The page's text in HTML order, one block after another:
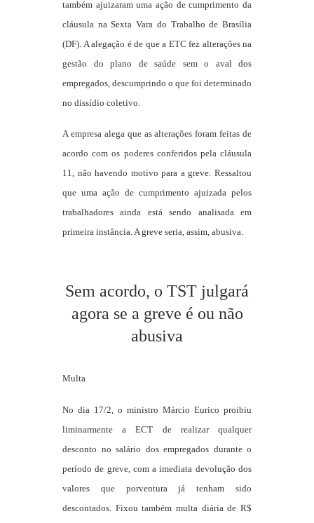
também ajuizaram uma ação de cumprimento da
cláusula na Sexta Vara do Trabalho de Brasília
(DF). A alegação é de que a ETC fez alterações na
gestão do plano de saúde sem o aval dos
empregados, descumprindo o que foi determinado
no dissídio coletivo.
A empresa alega que as alterações foram feitas de
acordo com os poderes conferidos pela cláusula
11, não havendo motivo para a greve. Ressaltou
que uma ação de cumprimento ajuizada pelos
trabalhadores ainda está sendo analisada em
primeira instância. A greve seria, assim, abusiva.
Sem acordo, o TST julgará
agora se a greve é ou não
abusiva
Multa
No dia 17/2, o ministro Márcio Eurico proibiu
liminarmente a ECT de realizar qualquer
desconto no salário dos empregados durante o
período de greve, com a imediata devolução dos
valores que porventura já tenham sido
descontados. Fixou também multa diária de R$